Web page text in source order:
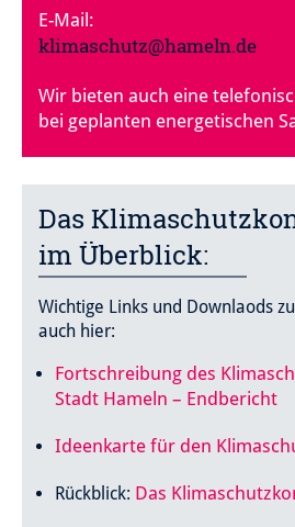
E-Mail:
klimaschutz@hameln.de
Wir bieten auch eine
bei geplanten energetischen
Das
im Überblick:
Wichtige Links und Downlaods
auch hier:
Fortschreibung des
Stadt Hameln – Endbericht
Ideenkarte für den
Rückblick: Das